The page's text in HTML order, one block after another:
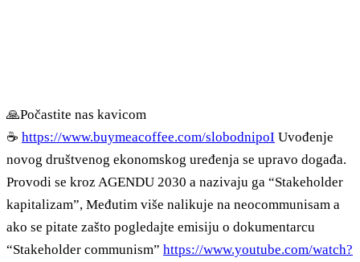
🙏Počastite nas kavicom
☕ https://www.buymeacoffee.com/slobodnipoI Uvođenje
novog društvenog ekonomskog uređenja se upravo događa.
Provodi se kroz AGENDU 2030 a nazivaju ga “Stakeholder
kapitalizam”, Međutim više nalikuje na neocommunisam a
ako se pitate zašto pogledajte emisiju o dokumentarcu
“Stakeholder communism” https://www.youtube.com/watch?